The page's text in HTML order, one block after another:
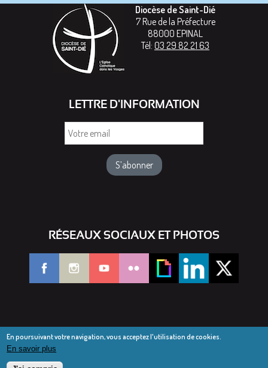
Diocèse de Saint-Dié
7 Rue de la Préfecture
88000 EPINAL
Tél: 03 29 82 21 63
LETTRE D'INFORMATION
RÉSEAUX SOCIAUX ET PHOTOS
© Diocèse de Saint-Dié 2016-2025
En poursuivant votre navigation, vous acceptez l'utilisation de cookies.
En savoir plus